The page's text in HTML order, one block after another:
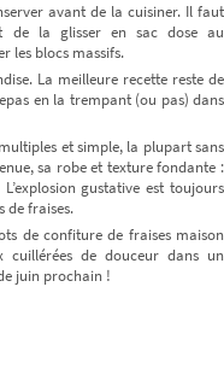
avant de la cuisiner. Il faut
de la glisser en sac dose au
les blocs massifs.
La meilleure recette reste de
en la trempant (ou pas) dans
et simple, la plupart sans
sa robe et texture fondante :
gustative est toujours
de fraises.
de confiture de fraises maison
cuillérées de douceur dans un
juin prochain !